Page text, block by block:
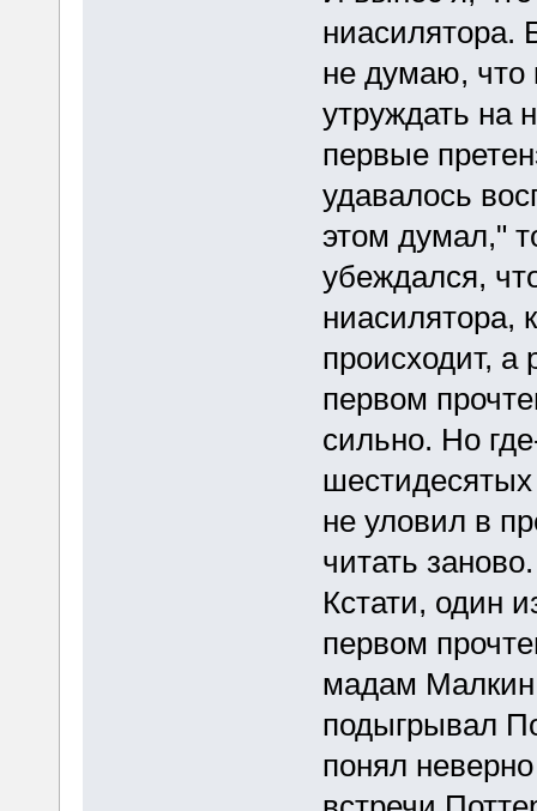
ниасилятора.
не думаю, что
утруждать на
первые
удавалось
этом думал,"
убеждался,
ниасилятора,
происходит, а
первом
сильно. Но
шестидесятых
не уловил в
читать заново.
Кстати, один
первом
мадам
подыгрывал
понял